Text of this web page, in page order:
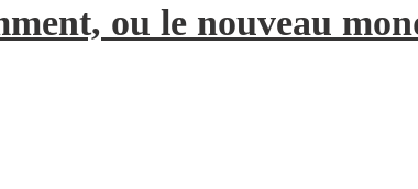
ou le nouveau